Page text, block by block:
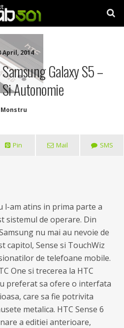
April, 2014
Galaxy S5 –
Autonomie
Monstru
Pin Mail SMS
l-am atins in prima parte a
sistemul de operare. Din
nu mai au nevoie de
capitol, Sense si TouchWiz
de telefoane mobile.
One si trecerea la HTC
preferat sa ofere o interfata
care sa fie potrivita
metalica. HTC Sense 6
a editiei anterioare,